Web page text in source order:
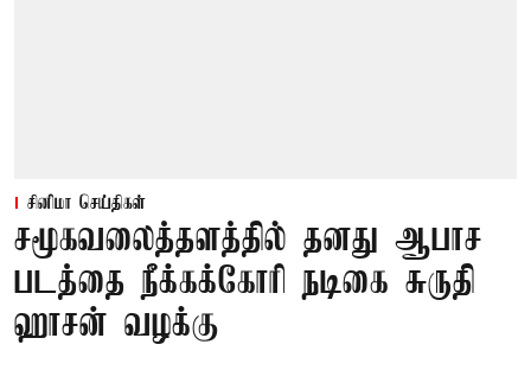
சினிமா செய்திகள்
சமூகவலைத்தளத்தில் தனது ஆபாச
படத்தை நீக்கக்கோரி நடிகை சுருதி
ஹாசன் வழக்கு